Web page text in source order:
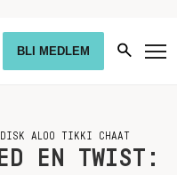
BLI MEDLEM
ALOO TIKKI CHAAT
EN TWIST: